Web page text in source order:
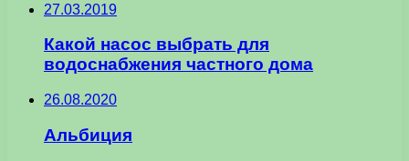
27.03.2019
Какой насос выбрать для
водоснабжения частного дома
26.08.2020
Альбиция